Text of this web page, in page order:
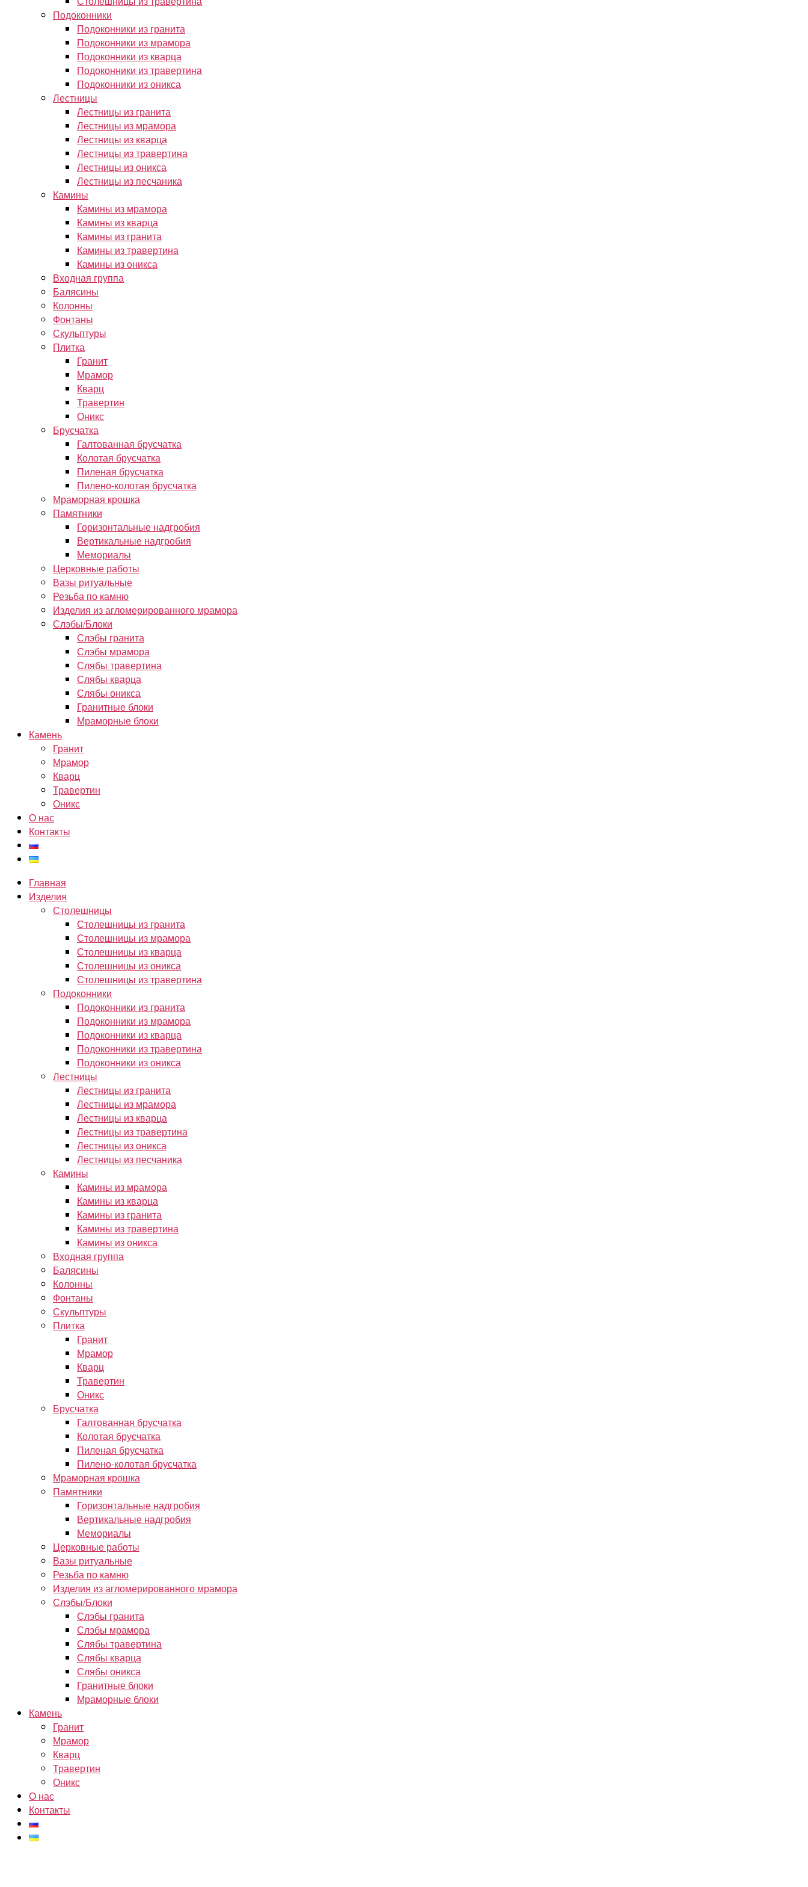
Подоконники
Подоконники из гранита
Подоконники из мрамора
Подоконники из кварца
Подоконники из травертина
Подоконники из оникса
Лестницы
Лестницы из гранита
Лестницы из мрамора
Лестницы из кварца
Лестницы из травертина
Лестницы из оникса
Лестницы из песчаника
Камины
Камины из мрамора
Камины из кварца
Камины из гранита
Камины из травертина
Камины из оникса
Входная группа
Балясины
Колонны
Фонтаны
Скульптуры
Плитка
Гранит
Мрамор
Кварц
Травертин
Оникс
Брусчатка
Галтованная брусчатка
Колотая брусчатка
Пиленая брусчатка
Пилено-колотая брусчатка
Мраморная крошка
Памятники
Горизонтальные надгробия
Вертикальные надгробия
Мемориалы
Церковные работы
Вазы ритуальные
Резьба по камню
Изделия из агломерированного мрамора
Слэбы/Блоки
Слэбы гранита
Слэбы мрамора
Слябы травертина
Слябы кварца
Слябы оникса
Гранитные блоки
Мраморные блоки
Камень
Гранит
Мрамор
Кварц
Травертин
Оникс
О нас
Контакты
Главная
Изделия
Столешницы
Столешницы из гранита
Столешницы из мрамора
Столешницы из кварца
Столешницы из оникса
Столешницы из травертина
Подоконники
Подоконники из гранита
Подоконники из мрамора
Подоконники из кварца
Подоконники из травертина
Подоконники из оникса
Лестницы
Лестницы из гранита
Лестницы из мрамора
Лестницы из кварца
Лестницы из травертина
Лестницы из оникса
Лестницы из песчаника
Камины
Камины из мрамора
Камины из кварца
Камины из гранита
Камины из травертина
Камины из оникса
Входная группа
Балясины
Колонны
Фонтаны
Скульптуры
Плитка
Гранит
Мрамор
Кварц
Травертин
Оникс
Брусчатка
Галтованная брусчатка
Колотая брусчатка
Пиленая брусчатка
Пилено-колотая брусчатка
Мраморная крошка
Памятники
Горизонтальные надгробия
Вертикальные надгробия
Мемориалы
Церковные работы
Вазы ритуальные
Резьба по камню
Изделия из агломерированного мрамора
Слэбы/Блоки
Слэбы гранита
Слэбы мрамора
Слябы травертина
Слябы кварца
Слябы оникса
Гранитные блоки
Мраморные блоки
Камень
Гранит
Мрамор
Кварц
Травертин
Оникс
О нас
Контакты